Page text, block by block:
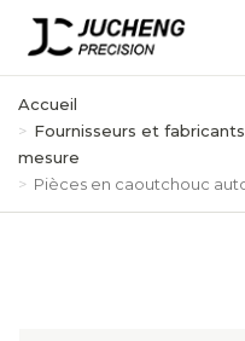
Passer
contenu
Accueil
Fournisseurs et
mesure
Pièces en caoutchouc